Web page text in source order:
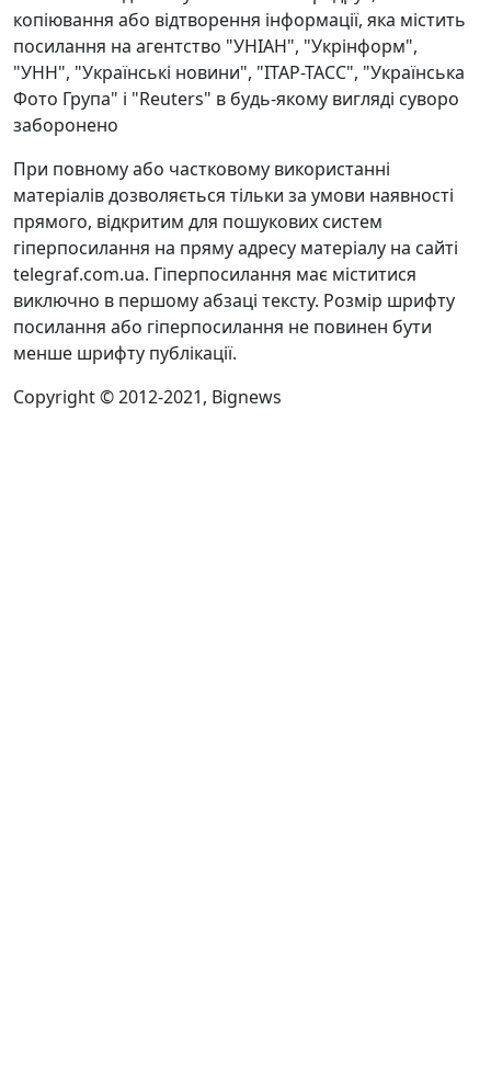
копіювання або відтворення інформації, яка містить
посилання на агентство "УНІАН", "Укрінформ",
"УНН", "Українські новини", "ІТАР-ТАСС", "Українська
Фото Група" і "Reuters" в будь-якому вигляді суворо
заборонено
При повному або частковому використанні
матеріалів дозволяється тільки за умови наявності
прямого, відкритим для пошукових систем
гіперпосилання на пряму адресу матеріалу на сайті
telegraf.com.ua. Гіперпосилання має міститися
виключно в першому абзаці тексту. Розмір шрифту
посилання або гіперпосилання не повинен бути
менше шрифту публікації.
Copyright © 2012-2021, Bignews